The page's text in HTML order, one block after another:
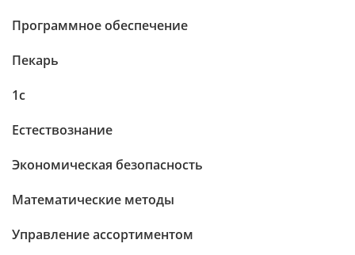
Программное обеспечение
Пекарь
1c
Естествознание
Экономическая безопасность
Математические методы
Управление ассортиментом